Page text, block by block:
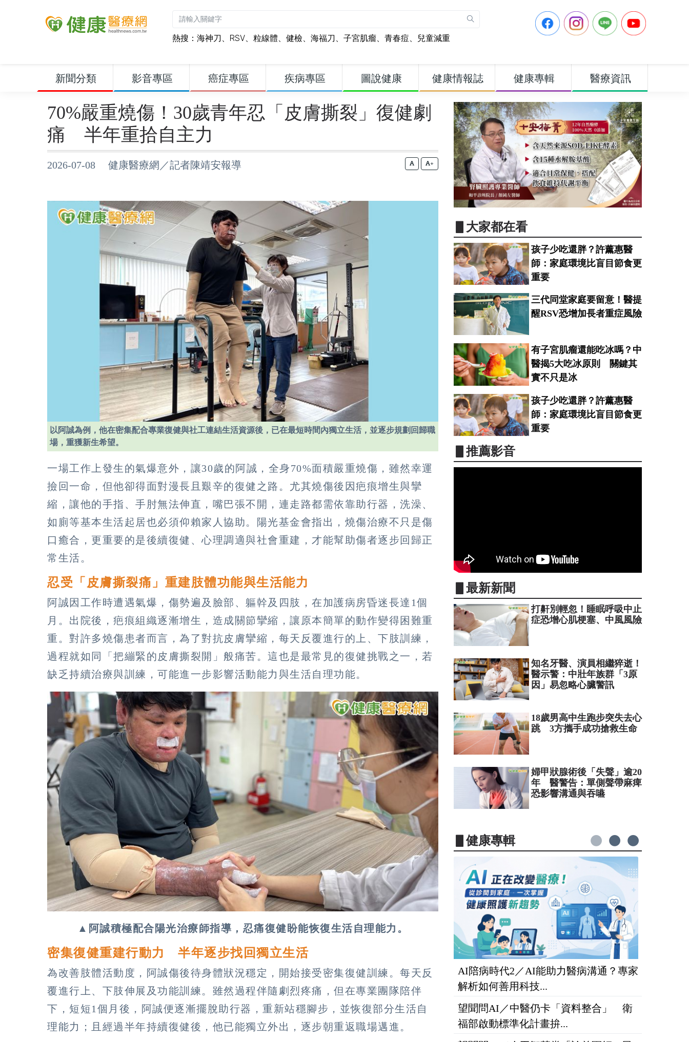
熱搜： 海神刀 、 RSV、 粒線體、 健檢、 海福刀 、 子宮肌瘤、 青春痘、 兒童減重
新聞分類 影音專區 癌症專區 疾病專區 圖說健康 健康情報誌 健康專輯 醫療資訊
70%嚴重燒傷！30歲青年忍「皮膚撕裂」復健劇
痛 半年重拾自主力
2026-07-08 健康醫療網／記者陳靖安報導 +
以阿誠為例，他在密集配合專業復健與社工連結生活資源後，已在最短時間內獨立生活，並逐步規劃回歸職
場，重獲新生希望。
一場工作上發生的氣爆意外，讓30歲的阿誠，全身70%面積嚴重燒傷，雖然幸運
撿回一命，但他卻得面對漫長且艱辛的復健之路。尤其燒傷後因疤痕增生與攣
縮，讓他的手指、手肘無法伸直，嘴巴張不開，連走路都需依靠助行器，洗澡、
如廁等基本生活起居也必須仰賴家人協助。陽光基金會指出，燒傷治療不只是傷
口癒合，更重要的是後續復健、心理調適與社會重建，才能幫助傷者逐步回歸正
常生活。
忍受「皮膚撕裂痛」重建肢體功能與生活能力
阿誠因工作時遭遇氣爆，傷勢遍及臉部、軀幹及四肢，在加護病房昏迷長達1個
月。出院後，疤痕組織逐漸增生，造成關節攣縮，讓原本簡單的動作變得困難重
重。對許多燒傷患者而言，為了對抗皮膚攣縮，每天反覆進行的上、下肢訓練，
過程就如同「把繃緊的皮膚撕裂開」般痛苦。這也是最常見的復健挑戰之一，若
缺乏持續治療與訓練，可能進一步影響活動能力與生活自理功能。
▲ 阿誠積極配合陽光治療師指導，忍痛復健盼能恢復生活自理能力。
密集復健重建行動力 半年逐步找回獨立生活
為改善肢體活動度，阿誠傷後待身體狀況穩定，開始接受密集復健訓練。每天反
覆進行上、下肢伸展及功能訓練。雖然過程伴隨劇烈疼痛，但在專業團隊陪伴
下，短短1個月後，阿誠便逐漸擺脫助行器，重新站穩腳步，並恢復部分生活自
理能力；且經過半年持續復健後，他已能獨立外出，逐步朝重返職場邁進。
▋大家都在看
孩子少吃還胖？許薰惠醫
師：家庭環境比盲目節食更
重要
三代同堂家庭要留意！醫提
醒RSV恐增加長者重症風險
有子宮肌瘤還能吃冰嗎？中
醫揭5大吃冰原則 關鍵其
實不只是冰
孩子少吃還胖？許薰惠醫
師：家庭環境比盲目節食更
重要
▋推薦影音
▋最新新聞
打鼾別輕忽！睡眠呼吸中止
症恐增心肌梗塞、中風風險
知名牙醫、演員相繼猝逝！
醫示警：中壯年族群「3原
因」易忽略心臟警訊
18歲男高中生跑步突失去心
跳 3方攜手成功搶救生命
婦甲狀腺術後「失聲」逾20
年 醫警告：單側聲帶麻痺
恐影響溝通與吞嚥
▋健康專輯
AI陪病時代2／AI能助力醫病溝通？專家
解析如何善用科技...
望聞問AI／中醫仍卡「資料整合」 衛
福部啟動標準化計畫拚...